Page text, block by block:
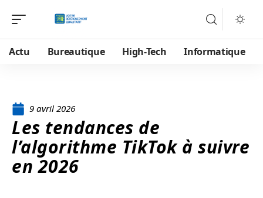
Actu Bureautique High-Tech Informatique
9 avril 2026
Les tendances de
l’algorithme TikTok à suivre
en 2026